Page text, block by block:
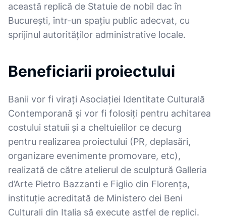
această replică de Statuie de nobil dac în
București, într-un spațiu public adecvat, cu
sprijinul autorităților administrative locale.
Beneficiarii proiectului
Banii vor fi virați Asociației Identitate Culturală
Contemporană și vor fi folosiți pentru achitarea
costului statuii și a cheltuielilor ce decurg
pentru realizarea proiectului (PR, deplasări,
organizare evenimente promovare, etc),
realizată de către atelierul de sculptură Galleria
d’Arte Pietro Bazzanti e Figlio din Florența,
instituție acreditată de Ministero dei Beni
Culturali din Italia să execute astfel de replici.